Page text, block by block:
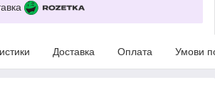
Доставка Оплата Умови